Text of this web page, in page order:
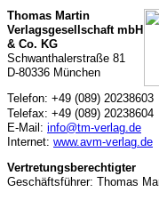
Thomas Martin
Verlagsgesellschaft mbH
& Co. KG
Schwanthalerstraße 81
D-80336 München
Telefon: +49 (089) 20238603
Telefax: +49 (089) 20238604
E-Mail: info@tm-verlag.de
Internet: www.avm-verlag.de
Vertretungsberechtigter
Geschäftsführer: Thomas